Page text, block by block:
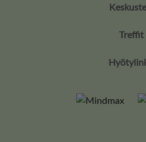
Treffit